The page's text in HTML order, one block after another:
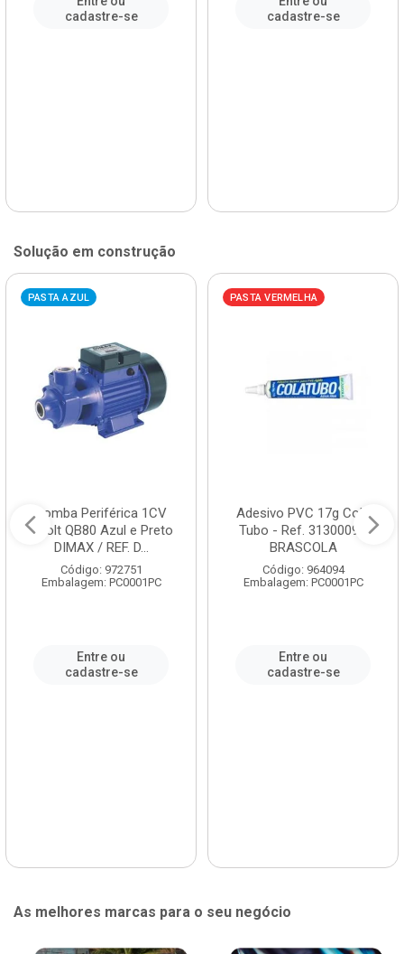
cadastre-se
cadastre-se
Solução em construção
PASTA AZUL
Bomba Periférica 1CV
Bivolt QB80 Azul e Preto
DIMAX / REF. D...
Código: 972751
Embalagem: PC0001PC
Entre ou
cadastre-se
PASTA VERMELHA
Adesivo PVC 17g Cola
Tubo - Ref. 3130009 -
BRASCOLA
Código: 964094
Embalagem: PC0001PC
Entre ou
cadastre-se
As melhores marcas para o seu negócio